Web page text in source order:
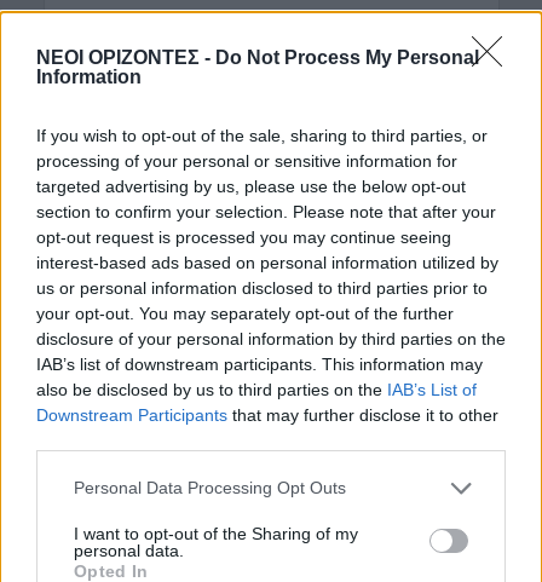
ΝΕΟΙ ΟΡΙΖΟΝΤΕΣ - Do Not Process My Personal
Information
If you wish to opt-out of the sale, sharing to third parties, or
processing of your personal or sensitive information for
targeted advertising by us, please use the below opt-out
section to confirm your selection. Please note that after your
opt-out request is processed you may continue seeing
interest-based ads based on personal information utilized by
us or personal information disclosed to third parties prior to
your opt-out. You may separately opt-out of the further
disclosure of your personal information by third parties on the
IAB’s list of downstream participants. This information may
also be disclosed by us to third parties on the IAB’s List of
Downstream Participants that may further disclose it to other
Personal Data Processing Opt Outs
I want to opt-out of the Sharing of my
personal data.
Opted In
Kίσαμος: Κρητικό γλέντι με τον
Αντώνη Μαρτσάκη και το συγκρότημά
ΚΡΗΤΗ
Κρήτη – νοσοκομεία: Κλινικές πάνω
από τα όριά τους με υπαράριθμους
ασθενείς
8 Αυγούστου 2026 13:10
ΚΡΗΤΗ • ΠΑΙΔΕΙΑ - ΕΚΠΑΙΔΕΥΣΗ
Φοιτητική στέγη: Πόλη της Κρήτης
στις ακριβότερες της χώρας με
ενοίκια “φωτιά”
8 Αυγούστου 2026 11:53
Κίσαμος: Η ανακοίνωση της
στο Λαφονήσι
8 Αυγούστου 2026 11:42